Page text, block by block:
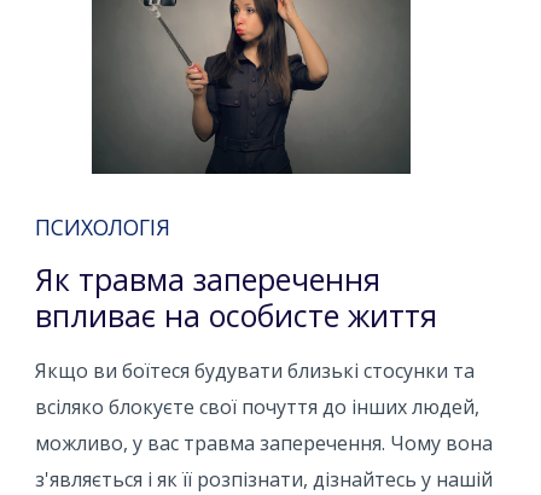
ПСИХОЛОГІЯ
Як травма заперечення
впливає на особисте життя
Якщо ви боїтеся будувати близькі стосунки та
всіляко блокуєте свої почуття до інших людей,
можливо, у вас травма заперечення. Чому вона
з'являється і як її розпізнати, дізнайтесь у нашій